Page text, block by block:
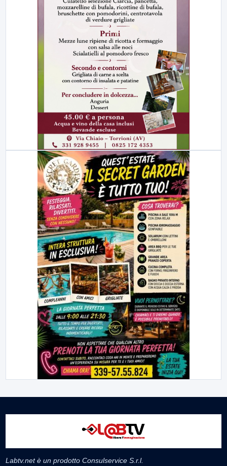
Labtv.net è un prodotto Consulservice S.r.l.